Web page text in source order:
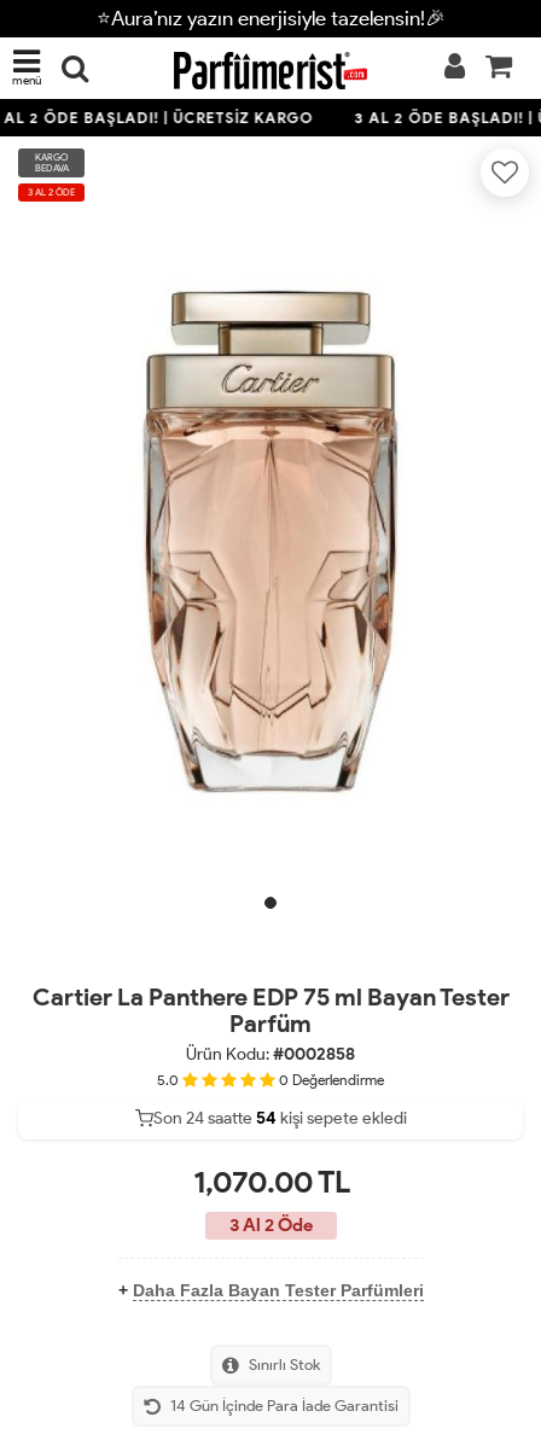
⭐Aura’nız yazın enerjisiyle tazelensin!🎉
menü
2 ÖDE BAŞLADI! | ÜCRETSİZ KARGO 3 AL 2 ÖDE BAŞLADI! |
KARGO
BEDAVA
3 AL 2 ÖDE
Cartier La Panthere EDP 75 ml Bayan Tester
Parfüm
Ürün Kodu:#0002858
5.0 0 Değerlendirme
35
Son 24 saatte 54 kişi sepete ekledi
17
1,070.00TL
3 Al 2 Öde
+ Daha Fazla Bayan Tester Parfümleri
Sınırlı Stok
14 Gün İçinde Para İade Garantisi